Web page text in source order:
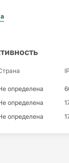
определена
определена
определена